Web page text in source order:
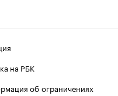
на РБК
об ограничениях